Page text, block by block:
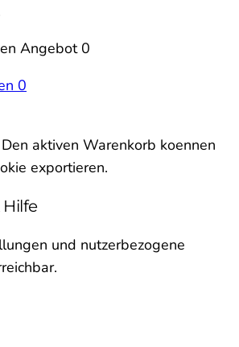
Angebot 0
0
aktiven Warenkorb koennen
exportieren.
Hilfe
und nutzerbezogene